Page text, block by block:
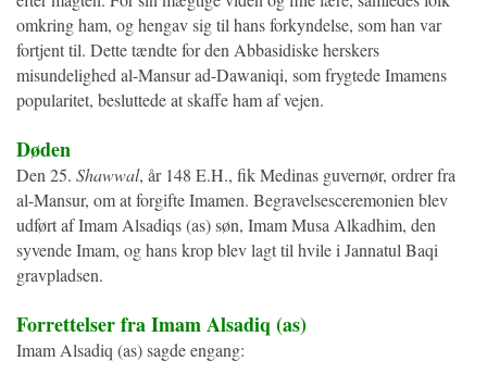
omkring ham, og hengav sig til hans forkyndelse, som han var
fortjent til. Dette tændte for den Abbasidiske herskers
misundelighed al-Mansur ad-Dawaniqi, som frygtede Imamens
popularitet, besluttede at skaffe ham af vejen.
Døden
Den 25. Shawwal, år 148 E.H., fik Medinas guvernør, ordrer fra
al-Mansur, om at forgifte Imamen. Begravelsesceremonien blev
udført af Imam Alsadiqs (as) søn, Imam Musa Alkadhim, den
syvende Imam, og hans krop blev lagt til hvile i Jannatul Baqi
gravpladsen.
Forrettelser fra Imam Alsadiq (as)
Imam Alsadiq (as) sagde engang: